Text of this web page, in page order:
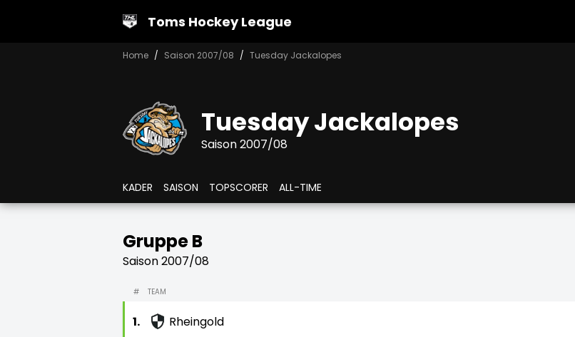
Toms Hockey League
Home Saison 2007/08 Tuesday Jackalopes
Tuesday Jackalopes
Saison 2007/08
KADER SAISON TOPSCORER ALL-TIME
Gruppe B
Saison 2007/08
# TEAM
1. Rheingold